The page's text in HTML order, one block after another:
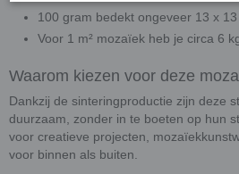
100 gram bedekt ongeveer 13 x 13
Voor 1 m² mozaïek heb je circa 6
Waarom kiezen voor deze
Dankzij de sinteringproductie zijn deze
duurzaam, zonder in te boeten op hun
voor creatieve projecten,
voor binnen als buiten.